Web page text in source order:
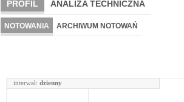
PROFIL ANALIZA TECHNICZNA
NOTOWANIA ARCHIWUM NOTOWAŃ
interwał: dzienny